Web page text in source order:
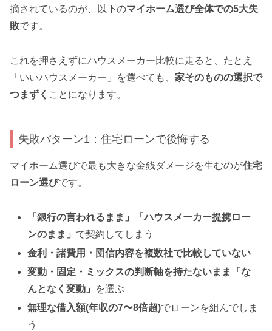
摘されているのが、以下のマイホーム選び全体での5大失
敗です。
これを押さえずにハウスメーカー比較に走ると、たとえ
「いいハウスメーカー」を選べても、 家そのものの選択で
つまずく ことになります。
失敗パターン1：住宅ローンで後悔する
マイホーム選びで最も大きな金銭ダメージを生むのが住宅
ローン選びです。
「銀行の言われるまま」「ハウスメーカー提携ロー
ンのまま」 で契約してしまう
金利・諸費用・団信内容を複数社で比較していない
変動・固定・ミックスの判断軸を持たないまま「な
んとなく変動」
を選ぶ
無理な借入額(年収の7〜8倍超)でローンを組んでしま
う